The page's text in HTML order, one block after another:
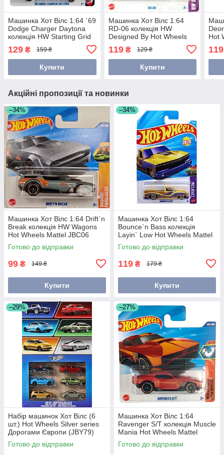
Машинка Хот Вілс 1:64 `69
Dodge Charger Daytona
колекція HW Starting Grid
Hot Wheels Mattel JJH97
129 ₴ 159 ₴
Купити
Машинка Хот Вілс 1:64
RD-06 колекція HW
Designed By Hot Wheels
119₴ 129 ₴
Купити
Hot
119
Акційні пропозиції та новинки
–34%
Машинка Хот Вілс 1:64 Drift`n
Break колекція HW Wagons
Hot Wheels Mattel JBC06
Готово до відправки
99 ₴ 149 ₴
Купити
–34%
Машинка Хот Вілс 1:64
Bounce`n Bass колекція
Layin` Low Hot Wheels Mattel
JJH32
Готово до відправки
119 ₴ 179 ₴
Купити
–29%
Набір машинок Хот Вілс (6
шт.) Hot Wheels Silver series
Дорогами Європи (JBY79)
Готово до відправки
–27%
Машинка Хот Вілс 1:64
Ravenger S/T колекція Muscle
Mania Hot Wheels Mattel
JBC14
Готово до відправки